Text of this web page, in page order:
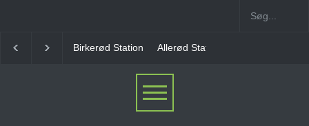
Allerød Station Favrholm Station